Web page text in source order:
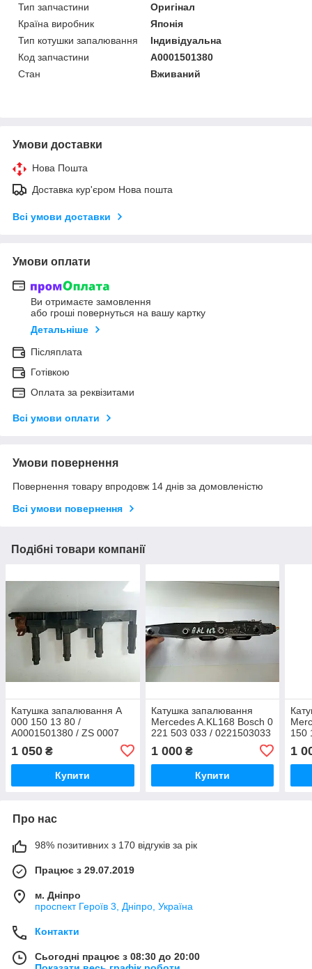
Тип запчастини
Оригінал
Країна виробник
Японія
Тип котушки запалювання
Індивідуальна
Код запчастини
A0001501380
Стан
Вживаний
Умови доставки
Нова Пошта
Доставка кур'єром Нова пошта
Всі умови доставки
Умови оплати
Ви отримаєте замовлення
або гроші повернуться на вашу картку
Детальніше
Післяплата
Готівкою
Оплата за реквізитами
Всі умови оплати
Умови повернення
Повернення товару впродовж 14 днів за домовленістю
Всі умови повернення
Подібні товари компанії
Катушка запалювання A
000 150 13 80 /
A0001501380 / ZS 0007
00T 070 / ZS000700T070 /
0 221 503 033 /
0221503033 / AKL
1 050 ₴
Купити
Катушка запалювання
Mercedes A.KL168 Bosch 0
221 503 033 / 0221503033
A0001501380
1 000₴
Купити
150
033
1
Про нас
98% позитивних з 170 відгуків за рік
Працює з 29.07.2019
м. Дніпро
проспект Героїв 3, Дніпро, Україна
Контакти
Сьогодні працює з 08:30 до 20:00